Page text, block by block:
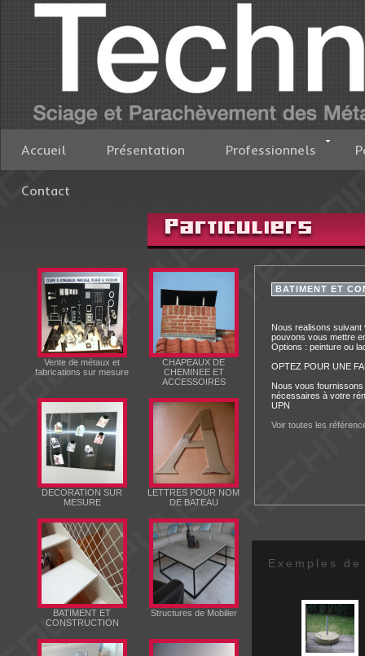
Accueil Présentation Professionnels
Contact
Vente de métaux et
fabrications sur mesure
CHAPEAUX DE
CHEMINEE ET
ACCESSOIRES
DECORATION SUR
MESURE
LETTRES POUR NOM
DE BATEAU
BATIMENT ET
CONSTRUCTION
Structures de Mobilier
BATIMENT ET
Nous realisons
pouvons vous mettre
Options : peinture ou
OPTEZ POUR UNE
Nous vous
nécessaires à votre
UPN
Voir toutes les
Exemples